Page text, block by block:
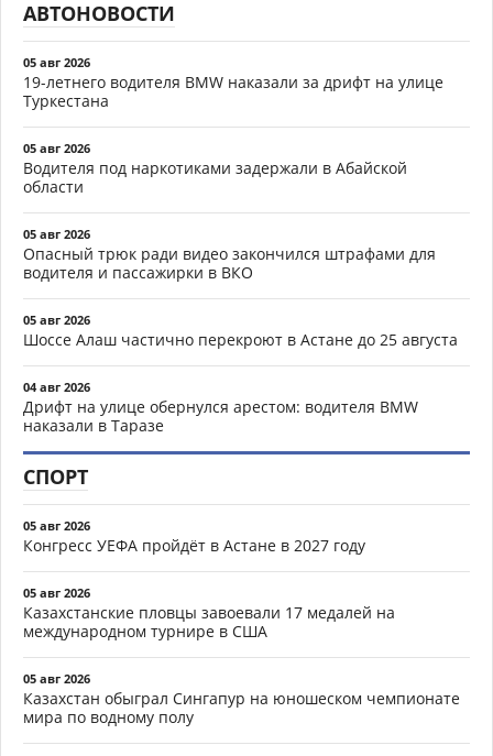
АВТОНОВОСТИ
05 авг 2026
19-летнего водителя BMW наказали за дрифт на улице
Туркестана
05 авг 2026
Водителя под наркотиками задержали в Абайской
области
05 авг 2026
Опасный трюк ради видео закончился штрафами для
водителя и пассажирки в ВКО
05 авг 2026
Шоссе Алаш частично перекроют в Астане до 25 августа
04 авг 2026
Дрифт на улице обернулся арестом: водителя BMW
наказали в Таразе
СПОРТ
05 авг 2026
Конгресс УЕФА пройдёт в Астане в 2027 году
05 авг 2026
Казахстанские пловцы завоевали 17 медалей на
международном турнире в США
05 авг 2026
Казахстан обыграл Сингапур на юношеском чемпионате
мира по водному полу